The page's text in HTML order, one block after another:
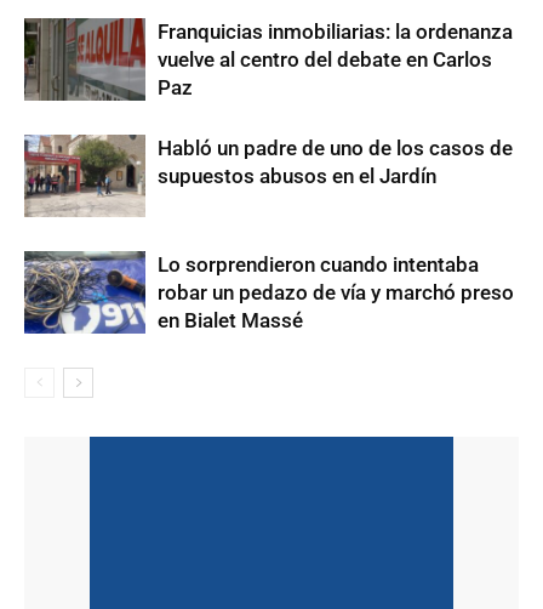
Franquicias inmobiliarias: la ordenanza
vuelve al centro del debate en Carlos
Paz
Habló un padre de uno de los casos de
supuestos abusos en el Jardín
Lo sorprendieron cuando intentaba
robar un pedazo de vía y marchó preso
en Bialet Massé